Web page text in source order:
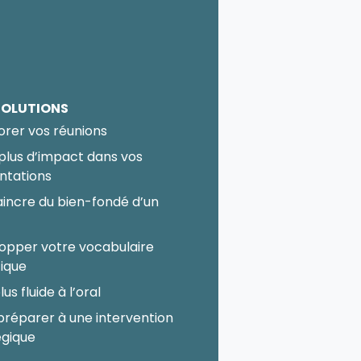
vos réunions
d’impact dans vos
du bien-fondé d’un
votre vocabulaire
fluide à l’oral
à une intervention